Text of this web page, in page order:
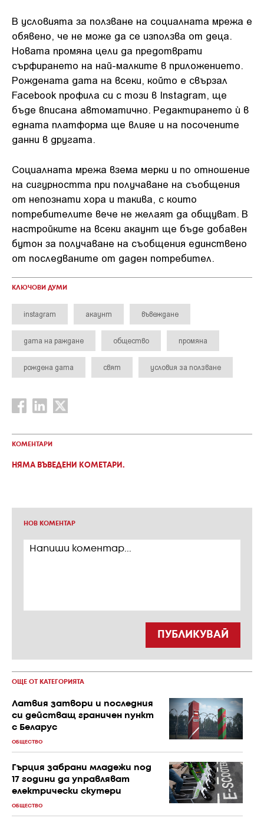
В условията за ползване на социалната мрежа е
обявено, че не може да се използва от деца.
Новата промяна цели да предотврати
сърфирането на най-малките в приложението.
Рождената дата на всеки, който е свързал
Facebook профила си с този в Instagram, ще
бъде вписана автоматично. Редактирането ѝ в
едната платформа ще влияе и на посочените
данни в другата.
Социалната мрежа взема мерки и по отношение
на сигурността при получаване на съобщения
от непознати хора и такива, с които
потребителите вече не желаят да общуват. В
настройките на всеки акаунт ще бъде добавен
бутон за получаване на съобщения единствено
от последваните от даден потребител.
КЛЮЧОВИ ДУМИ
instagram акаунт въвеждане
дата на раждане общество промяна
рождена дата свят условия за ползване
КОМЕНТАРИ
НЯМА ВЪВЕДЕНИ КОМЕТАРИ.
НОВ КОМЕНТАР
ПУБЛИКУВАЙ
ОЩЕ ОТ КАТЕГОРИЯТА
Латвия затвори и последния
си действащ граничен пункт
с Беларус
ОБЩЕСТВО
Гърция забрани младежи под
17 години да управляват
електрически скутери
ОБЩЕСТВО